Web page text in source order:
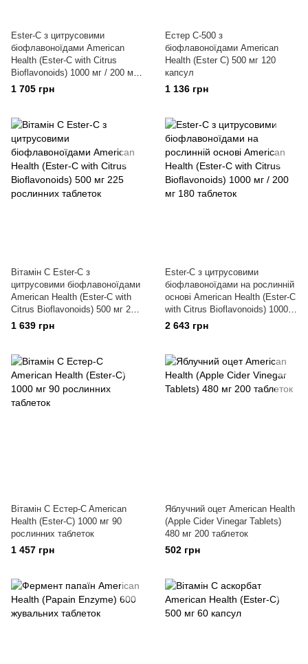
Ester-C з цитрусовими
біофлавоноїдами American
Health (Ester-C with Citrus
Bioflavonoids) 1000 мг / 200 мг
90 капсул
1 705 грн
Естер C-500 з
біофлавоноїдами American
Health (Ester C) 500 мг 120
капсул
1 136 грн
Вітамін C Ester-C з
цитрусовими біофлавоноїдами
American Health (Ester-C with
Citrus Bioflavonoids) 500 мг 225
рослинних таблеток
1 639 грн
Ester-C з цитрусовими
біофлавоноїдами на рослинній
основі American Health (Ester-C
with Citrus Bioflavonoids) 1000
мг / 200 мг 180 таблеток
2 643 грн
Вітамін C Естер-C American
Health (Ester-C) 1000 мг 90
рослинних таблеток
1 457 грн
Яблучний оцет American Health
(Apple Cider Vinegar Tablets)
480 мг 200 таблеток
502 грн